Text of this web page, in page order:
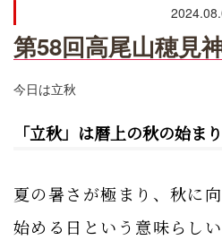
第58回高尾山穂見
今日は立秋
「立秋」は暦上の秋の始まり
夏の暑さが極まり、秋に
始める日という意味らし